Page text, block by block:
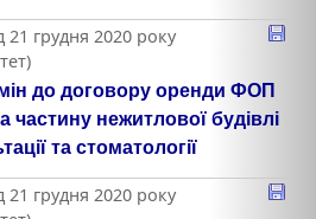
грудня 2020 року
до договору оренди ФОП
частину нежитлової будівлі
та стоматології
грудня 2020 року